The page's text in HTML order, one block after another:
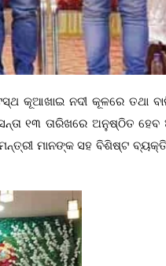
କୂଆଖାଇ ନଦୀ କୂଳରେ ତଥା
୧୩ ତାରିଖରେ ଅନୁଷ୍ଠିତ ହେବ
ମାନଙ୍କ ସହ ବିଶିଷ୍ଟ